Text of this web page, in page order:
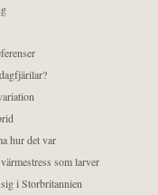
hur det var
som larver
i Storbritannien